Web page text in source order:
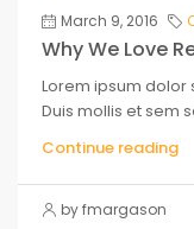
March 9, 2016
Why We Love
Lorem ipsum dolor
Duis mollis et sem
Continue reading
by fmargason